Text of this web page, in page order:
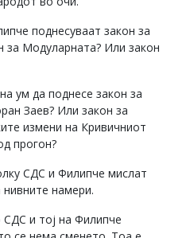
поднесуваат закон за
за Модуларната? Или закон
ум да поднесе закон за
Заев? Или закон за
измени на Кривичниот
прогон?
СДС и Филипче мислат
нивните намери.
и тој на Филипче